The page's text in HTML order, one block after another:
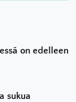
on edelleen
sukua